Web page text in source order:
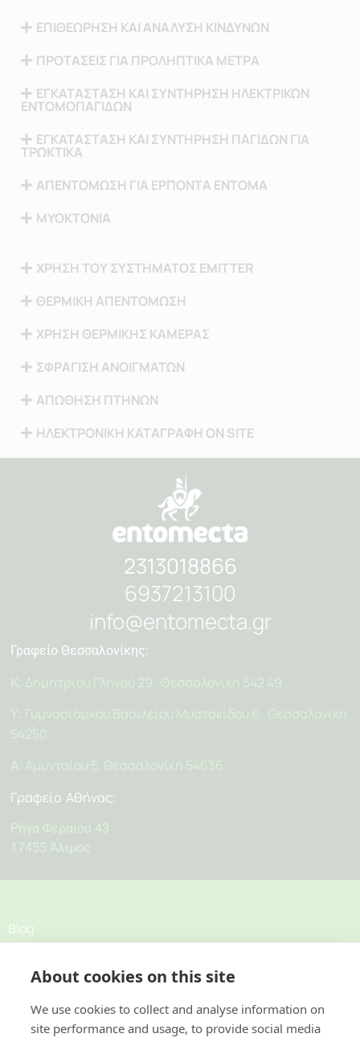
About cookies on this site
We use cookies to collect and analyse information on
site performance and usage, to provide social media
ΕΠΙΘΕΩΡΗΣΗ ΚΑΙ ΑΝΑΛΥΣΗ ΚΙΝΔΥΝΩΝ
ΠΡΟΤΑΣΕΙΣ ΓΙΑ ΠΡΟΛΗΠΤΙΚΑ ΜΕΤΡΑ
ΕΓΚΑΤΑΣΤΑΣΗ ΚΑΙ ΣΥΝΤΗΡΗΣΗ ΗΛΕΚΤΡΙΚΩΝ
ΕΝΤΟΜΟΠΑΓΙΔΩΝ
ΕΓΚΑΤΑΣΤΑΣΗ ΚΑΙ ΣΥΝΤΗΡΗΣΗ ΠΑΓΙΔΩΝ ΓΙΑ
ΤΡΩΚΤΙΚΑ
ΑΠΕΝΤΟΜΩΣΗ ΓΙΑ ΕΡΠΟΝΤΑ ΕΝΤΟΜΑ
ΜΥΟΚΤΟΝΙΑ
ΧΡΗΣΗ ΤΟΥ ΣΥΣΤΗΜΑΤΟΣ EMITTER
ΘΕΡΜΙΚΗ ΑΠΕΝΤΟΜΩΣΗ
ΧΡΗΣΗ ΘΕΡΜΙΚΗΣ ΚΑΜΕΡΑΣ
ΣΦΡΑΓΙΣΗ ΑΝΟΙΓΜΑΤΩΝ
ΑΠΩΘΗΣΗ ΠΤΗΝΩΝ
ΗΛΕΚΤΡΟΝΙΚΗ ΚΑΤΑΓΡΑΦΗ ON SITE
2313018866
6937213100
info@entomecta.gr
Γραφείο Θεσσαλονίκης:
Κ: Δημητρίου Γληνού 29, Θεσσαλονίκη 542 49
Υ:
Γυμνασιάρχου Βασιλείου Μυστακίδου 6, Θεσσαλονίκη
54250
Α: Αμυνταίου 5, Θεσσαλονίκη 54636
Γραφείο Αθήνας:
Ρήγα Φεραίου 43
17455 Άλιμος
Blog
Σχετικά
Προσφορές